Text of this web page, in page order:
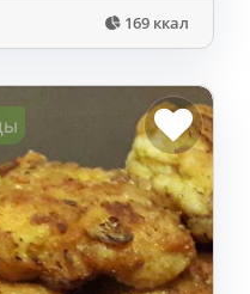
169 ккал